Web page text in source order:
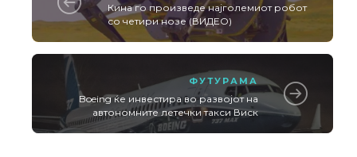
Кина го произведе најголемиот робот
со четири нозе (ВИДЕО)
ФУТУРАМА
Boeing ќе инвестира во развојот на
автономните летечки такси Виск